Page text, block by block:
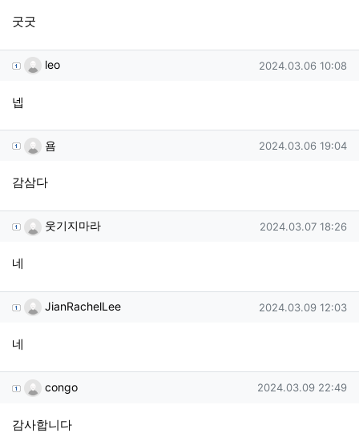
굿굿
leo님의 댓글
leo 작성일
2024.03.06 10:08
넵
욤님의 댓글
욤 작성일
2024.03.06 19:04
감삼다
웃기지마라님의 댓글
웃기지마라 작성일
2024.03.07 18:26
네
JianRachelLee님의 댓글
JianRachelLee 작성일
2024.03.09 12:03
네
congo님의 댓글
congo 작성일
2024.03.09 22:49
감사합니다